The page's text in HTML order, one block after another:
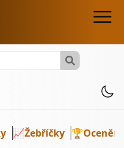
📈Žebříčky 🏆Ocenění